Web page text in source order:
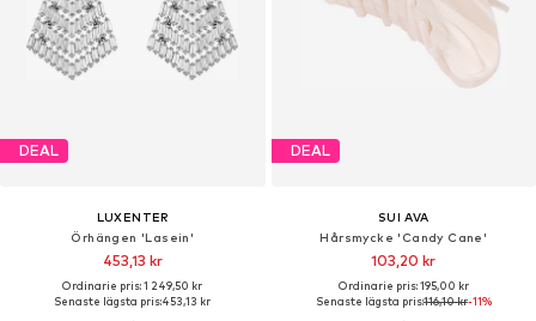
DEAL
LUXENTER
Örhängen 'Lasein'
453,13 kr
Ordinarie pris: 1 249,50 kr
Senaste lägsta pris:453,13 kr
DEAL
SUI AVA
Hårsmycke 'Candy Cane'
103,20 kr
Ordinarie pris: 195,00 kr
Senaste lägsta pris:116,10 kr-11%